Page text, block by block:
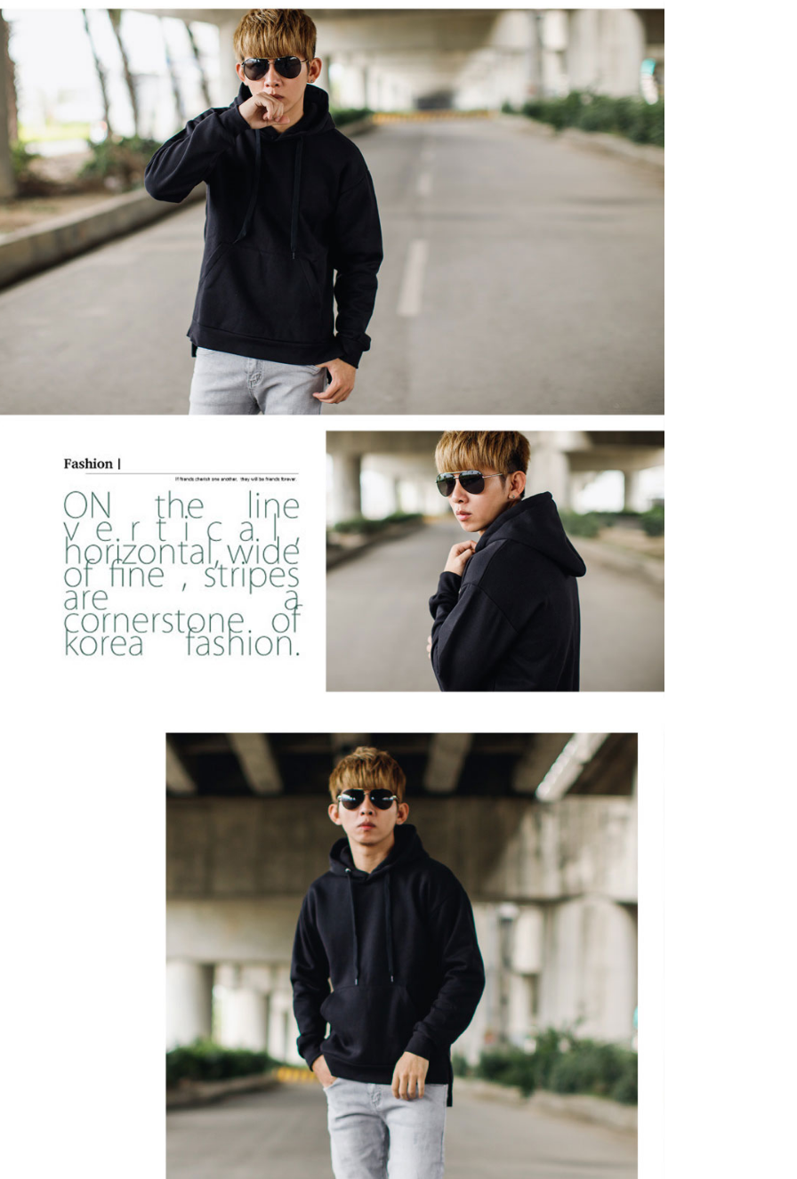
※ 請注意：結帳手續完成當下不需立刻繳費，但若您需要取消訂單，請聯
絡購買商品的店家。未經商家同意取消之訂單仍視為有效，需透過AFTEE
※ 交易是否成功請以「AFTEE先享後付 」之結帳頁面顯示為準，若有關於
是否繳費成功／繳費後需取消欲退款等相關疑問，請聯繫「AFTEE先享後
付客戶支援中心」https://netprotections.freshdesk.com/support/home
【注意事項】
１．透過由恩沛科技股份有限公司提供之「AFTEE先享後付」服務完成之
交易，需依本服務之必要範圍內提供個人資料，並將交易相關給付款項請
求債權轉讓予恩沛科技股份有限公司。
２．關於個人資料處理事宜，請瀏覽以下網址：
https://aftee.tw/terms/#terms3
３．未成年的使用者請事先徵得法定代理人或監護人之同意方可使用
「AFTEE先享後付」，若未經同意申辦者引起之損失，本公司不負相關責
４．使用「AFTEE先享後付」時，將依據個別帳號之用戶狀況，依本公司
即時審查核予不同之上限額度；若仍有額度不足之情形，本公司將視審查
結果請求用戶進行身份認證。
５．嚴禁一人註冊多個帳號或使用他人資訊註冊。若發現惡意使用之情
形，恩沛科技股份有限公司將有權停止該用戶之使用額度並採取法律行
動。
7-11付款取貨
每筆NT$80，滿NT$1,800(含以上)免運費
先付款後7-11取貨
每筆NT$80，滿NT$1,800(含以上)免運費
宅配
每筆NT$120，滿NT$3,000(含以上)免運費